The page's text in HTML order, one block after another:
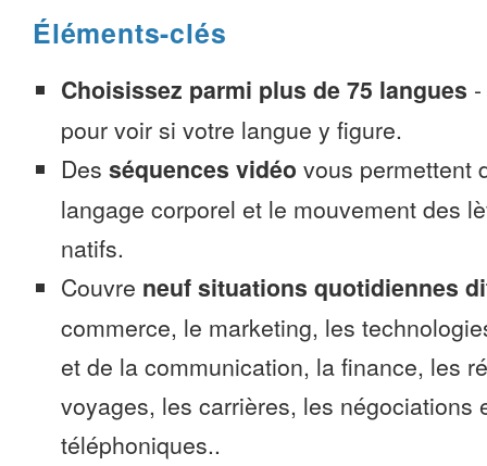
Éléments-clés
Choisissez parmi plus de 75 langues -
pour voir si votre langue y figure.
Des séquences vidéo vous permettent
langage corporel et le mouvement des
natifs.
Couvre neuf situations quotidiennes
commerce, le marketing, les
et de la communication, la finance, les
voyages, les carrières, les négociations
téléphoniques..